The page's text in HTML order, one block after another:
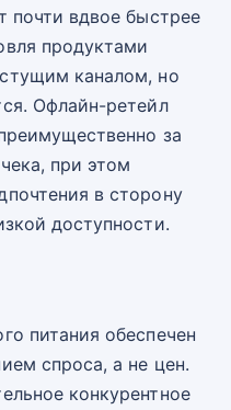
почти вдвое быстрее
продуктами
каналом, но
Офлайн-ретейл
за
при этом
в сторону
доступности.
питания обеспечен
спроса, а не цен.
конкурентное